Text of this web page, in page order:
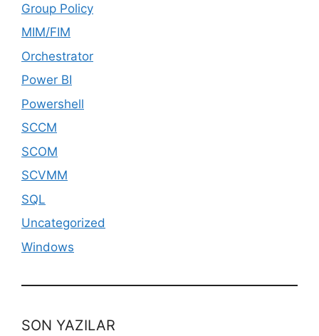
Group Policy
MIM/FIM
Orchestrator
Power BI
Powershell
SCCM
SCOM
SCVMM
SQL
Uncategorized
Windows
SON YAZILAR